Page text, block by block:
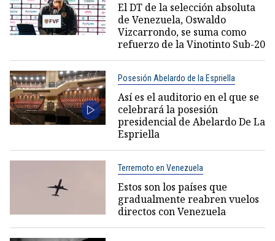
El DT de la selección absoluta
de Venezuela, Oswaldo
Vizcarrondo, se suma como
refuerzo de la Vinotinto Sub-20
Posesión Abelardo de la Espriella
Así es el auditorio en el que se
celebrará la posesión
presidencial de Abelardo De La
Espriella
Terremoto en Venezuela
Estos son los países que
gradualmente reabren vuelos
directos con Venezuela